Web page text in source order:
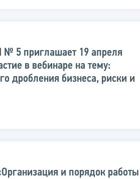
5 приглашает 19 апреля
в вебинаре на тему:
дробления бизнеса, риски и
и порядок работы